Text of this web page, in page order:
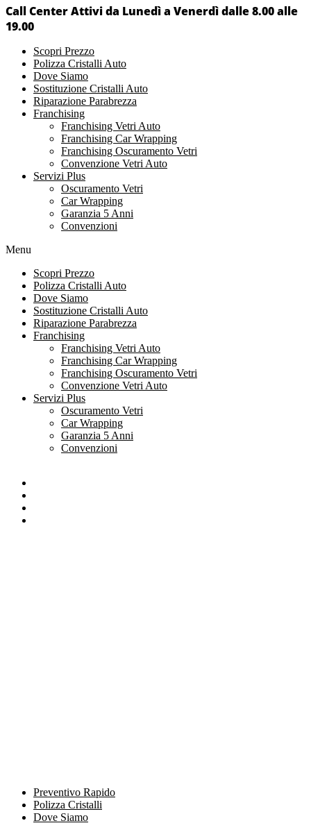
Call Center Attivi da Lunedì a Venerdì dalle 8.00 alle
19.00
Scopri Prezzo
Polizza Cristalli Auto
Dove Siamo
Sostituzione Cristalli Auto
Riparazione Parabrezza
Franchising
Franchising Vetri Auto
Franchising Car Wrapping
Franchising Oscuramento Vetri
Convenzione Vetri Auto
Servizi Plus
Oscuramento Vetri
Car Wrapping
Garanzia 5 Anni
Convenzioni
Menu
Scopri Prezzo
Polizza Cristalli Auto
Dove Siamo
Sostituzione Cristalli Auto
Riparazione Parabrezza
Franchising
Franchising Vetri Auto
Franchising Car Wrapping
Franchising Oscuramento Vetri
Convenzione Vetri Auto
Servizi Plus
Oscuramento Vetri
Car Wrapping
Garanzia 5 Anni
Convenzioni
Preventivo Rapido
Polizza Cristalli
Dove Siamo